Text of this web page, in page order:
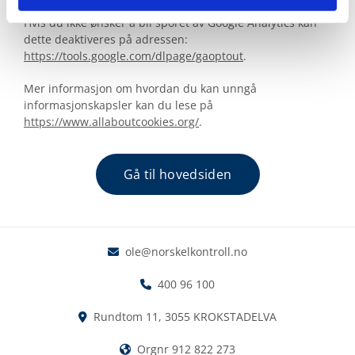
Hvis du ikke ønsker å bli sporet av Google Analytics kan
dette deaktiveres på adressen:
https://tools.google.com/dlpage/gaoptout.
Mer informasjon om hvordan du kan unngå
informasjonskapsler kan du lese på
https://www.allaboutcookies.org/.
Gå til hovedsiden
 ole@norskelkontroll.no
 400 96 100
 Rundtom 11, 3055 KROKSTADELVA
 Orgnr 912 822 273